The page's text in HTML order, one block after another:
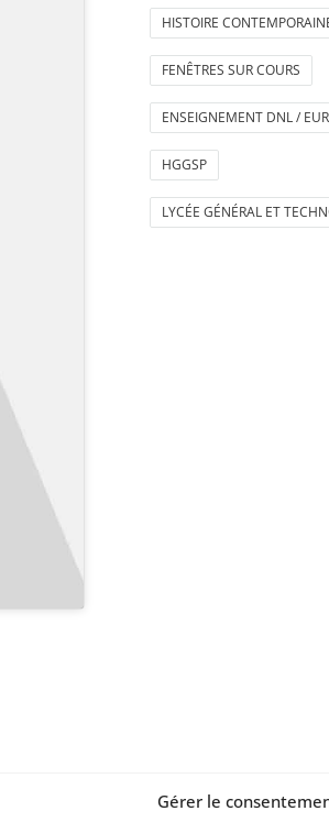
Gérer le
HISTOIRE
FENÊTRES SUR COURS
ENSEIGNEMENT DNL /
HGGSP
LYCÉE GÉNÉRAL ET